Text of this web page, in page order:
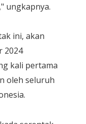
ungkapnya.
ini, akan
2024
kali pertama
oleh seluruh